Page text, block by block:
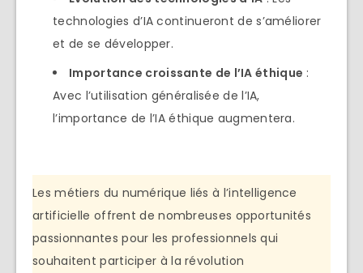
technologies d’IA continueront de s’améliorer
et de se développer.
Importance croissante de l’IA éthique :
Avec l’utilisation généralisée de l’IA,
l’importance de l’IA éthique augmentera.
Les métiers du numérique liés à l’intelligence
artificielle offrent de nombreuses opportunités
passionnantes pour les professionnels qui
souhaitent participer à la révolution